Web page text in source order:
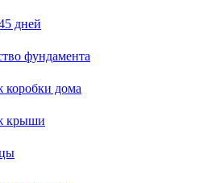
дней
фундамента
дома
крыши